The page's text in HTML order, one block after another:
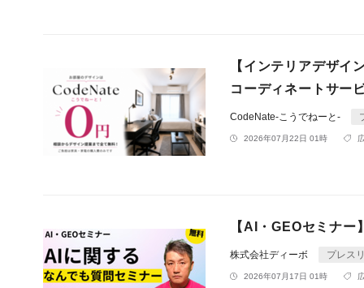
【インテリアデザイ
コーディネートサー
CodeNate-こうでねーと-
2026年07月22日 01時
【AI・GEOセミナ
株式会社ディーボ プレス
2026年07月17日 01時